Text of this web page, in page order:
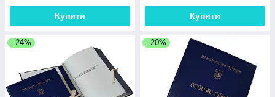
Купити Купити
–24% –20%